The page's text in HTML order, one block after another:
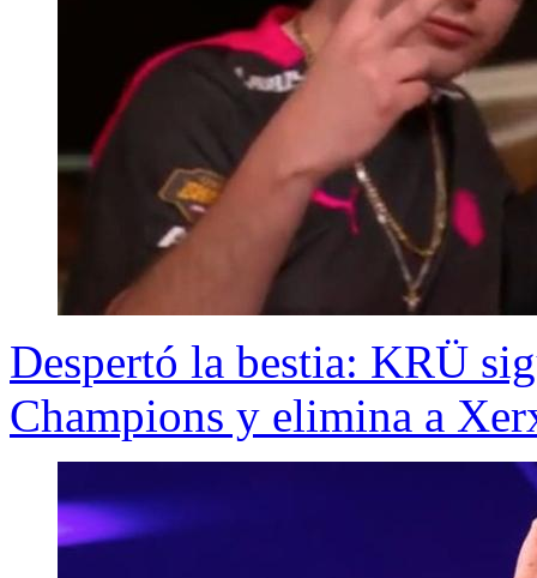
Despertó la bestia: KRÜ
Champions y elimina a